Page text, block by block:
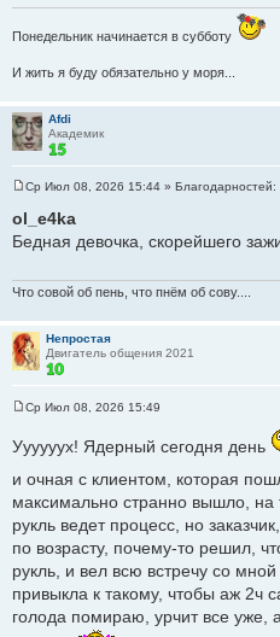
и
Понедельник начинается в субботу
И жить я буду обязательно у моря...
Afdi
Академик
о
о
б
н
и
Ср Июл 08, 2026 15:44 » Благодарностей:
ol_e4ka
Бедная девочка, скорейшего
Что совой об пень, что пнём об сову....
Непростая
Двигатель общения 2021
о
щ
н
е
Ср Июл 08, 2026 15:49
Уууууух! Ядерный сегодня день
и очная с клиентом, которая
максимально странно вышло, на
рукль ведет процесс, но
по возрасту, почему-то решил,
рукль, и вел всю встречу со
привыкла к такому, чтобы аж 2ч
голода помираю, урчит все уже,